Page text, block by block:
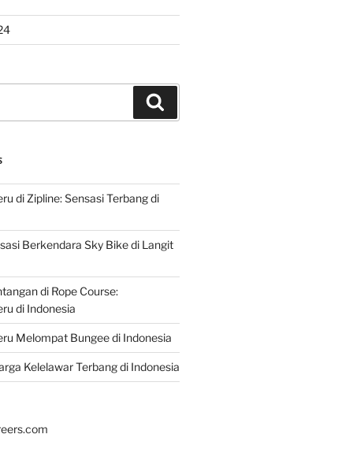
di Zipline: Sensasi Terbang di
Berkendara Sky Bike di Langit
di Rope Course:
di Indonesia
Melompat Bungee di Indonesia
Kelelawar Terbang di Indonesia